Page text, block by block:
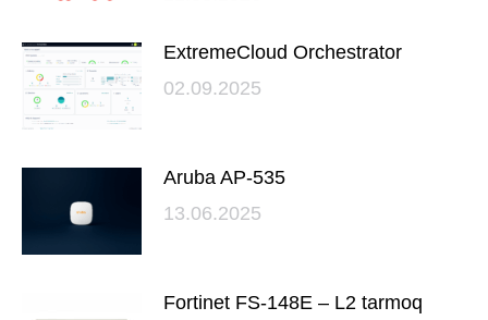
ExtremeCloud Orchestrator
02.09.2025
Aruba AP‑535
13.06.2025
Fortinet FS-148E – L2 tarmoq